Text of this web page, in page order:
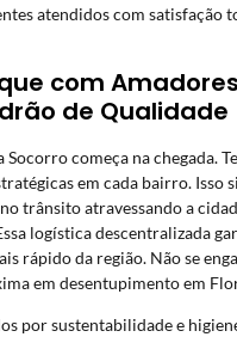
atendidos com satisfação
com
de Qualidade
começa na chegada.
em cada bairro. Isso
trânsito atravessando a
logística descentralizada
rápido da região. Não se
em desentupimento em
por sustentabilidade e